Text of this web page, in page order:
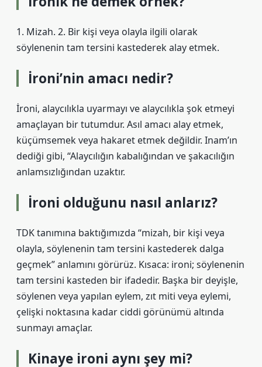
1. Mizah. 2. Bir kişi veya olayla ilgili olarak
söylenenin tam tersini kastederek alay etmek.
İroni’nin amacı nedir?
İroni, alaycılıkla uyarmayı ve alaycılıkla şok etmeyi
amaçlayan bir tutumdur. Asıl amacı alay etmek,
küçümsemek veya hakaret etmek değildir. Inam’ın
dediği gibi, “Alaycılığın kabalığından ve şakacılığın
anlamsızlığından uzaktır.
İroni olduğunu nasıl anlarız?
TDK tanımına baktığımızda “mizah, bir kişi veya
olayla, söylenenin tam tersini kastederek dalga
geçmek” anlamını görürüz. Kısaca: ironi; söylenenin
tam tersini kasteden bir ifadedir. Başka bir deyişle,
söylenen veya yapılan eylem, zıt miti veya eylemi,
çelişki noktasına kadar ciddi görünümü altında
sunmayı amaçlar.
Kinaye ironi aynı şey mi?